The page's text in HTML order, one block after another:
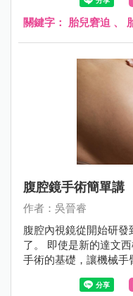
關鍵字： 胎兒窘迫 、
腹腔鏡手術簡單講
作者：吳晉睿
腹腔內視鏡從開始研
了。 即使是新的達文
手術的基礎，讓機械手